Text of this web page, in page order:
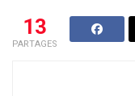
13
PARTAGES